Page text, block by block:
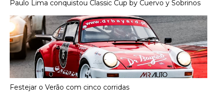
Paulo Lima conquistou Classic Cup by Cuervo y Sobrinos
Festejar o Verão com cinco corridas